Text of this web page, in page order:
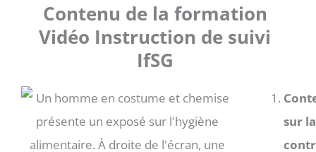
Contenu de la formation
Vidéo Instruction de suivi
IfSG
sur